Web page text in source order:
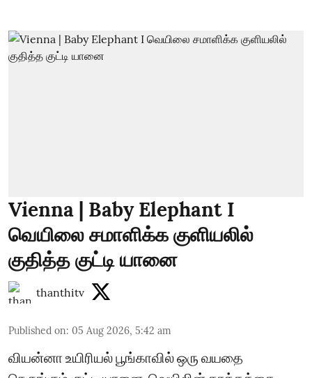
Vienna | Baby Elephant I
வெயிலை சமாளிக்க குளியலில்
குதித்த குட்டி யானை
thanthitv
Published on: 05 Aug 2026, 5:42 am
வியன்னா உயிரியல் பூங்காவில் ஒரு வயதை